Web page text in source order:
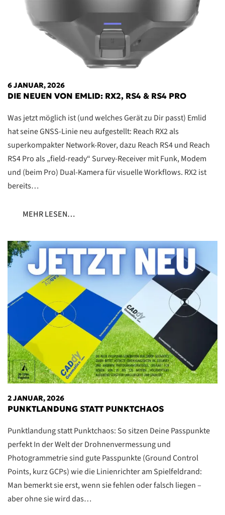
6 JANUAR, 2026
DIE NEUEN VON EMLID: RX2, RS4 & RS4 PRO
Was jetzt möglich ist (und welches Gerät zu Dir passt) Emlid
hat seine GNSS-Linie neu aufgestellt: Reach RX2 als
superkompakter Network-Rover, dazu Reach RS4 und Reach
RS4 Pro als „field-ready“ Survey-Receiver mit Funk, Modem
und (beim Pro) Dual-Kamera für visuelle Workflows. RX2 ist
bereits…
MEHR LESEN…
2 JANUAR, 2026
PUNKTLANDUNG STATT PUNKTCHAOS
Punktlandung statt Punktchaos: So sitzen Deine Passpunkte
perfekt In der Welt der Drohnenvermessung und
Photogrammetrie sind gute Passpunkte (Ground Control
Points, kurz GCPs) wie die Linienrichter am Spielfeldrand:
Man bemerkt sie erst, wenn sie fehlen oder falsch liegen –
aber ohne sie wird das…